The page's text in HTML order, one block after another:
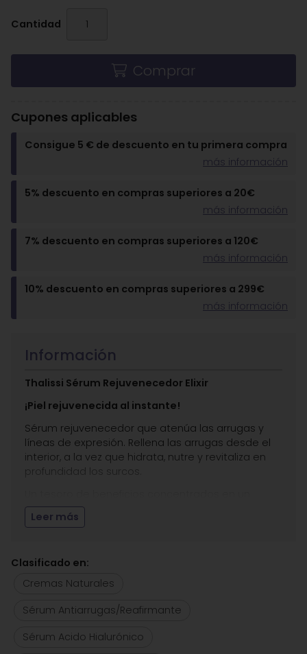
Cantidad
Comprar
Cupones aplicables
Consigue 5 € de descuento en tu primera compra
más información
5% descuento en compras superiores a 20€
más información
7% descuento en compras superiores a 120€
más información
10% descuento en compras superiores a 299€
más información
Información
Thalissi Sérum Rejuvenecedor Elixir
¡Piel rejuvenecida al instante!
Sérum rejuvenecedor que atenúa las arrugas y
líneas de expresión. Rellena las arrugas desde el
interior, a la vez que hidrata, nutre y revitaliza en
profundidad los surcos.
precioso aceite marino, especialmente formulado
para las pieles maduras. La importancia de la
agresiones externas que provocan el
envejecimiento prematuro. Regenera la piel,
Indicado para pieles secas y maduras.
Contiene ingredientes naturales vegetales puros,
Leer más
Clasificado en:
Cremas Naturales
Sérum Antiarrugas/Reafirmante
Sérum Acido Hialurónico